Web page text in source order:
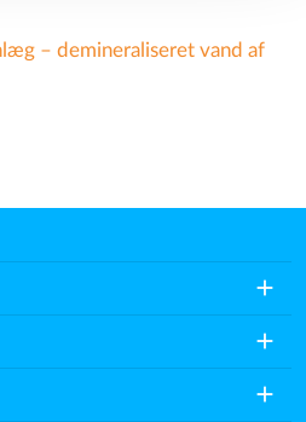
– demineraliseret vand af
add
add
add